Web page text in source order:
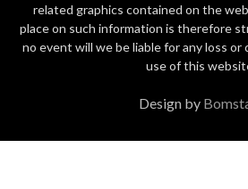
related graphics contained on the
place on such information is therefore
no event will we be liable for any loss or
use of this
Design by